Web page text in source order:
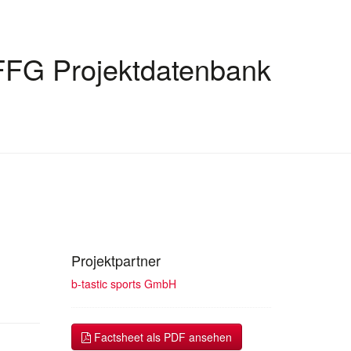
Projektdatenbank
Projektpartner
b-tastic sports GmbH
Factsheet als PDF ansehen